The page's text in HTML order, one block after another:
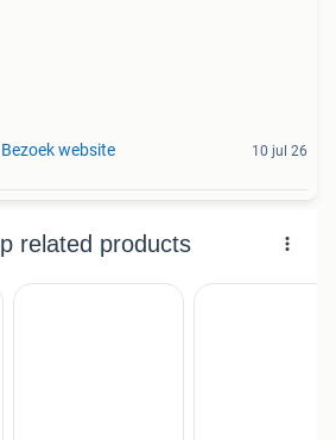
Bezoek website 10 jul 26